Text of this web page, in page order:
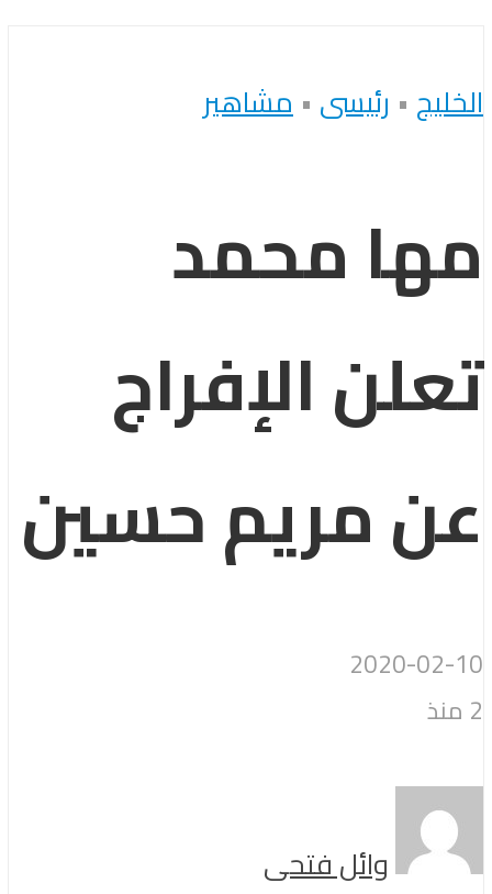
الخليج • رئيسى •مشاهير
مها محمد
تعلن الإفراج
عن مريم حسين
2020-02-10
2 منذ
وائل فتحى